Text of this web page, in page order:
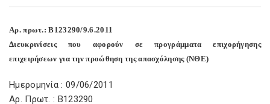
Αρ. πρωτ.: B123290/9.6.2011
Διευκρινίσεις που αφορούν σε προγράμματα επιχορήγησης
επιχειρήσεων για την προώθηση της απασχόλησης (ΝΘΕ)
Ημερομηνία : 09/06/2011
Αρ. Πρωτ. : B123290